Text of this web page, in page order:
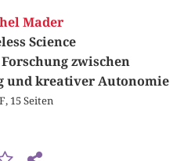
Mader
Science
zwischen
kreativer Autonomie
15 Seiten